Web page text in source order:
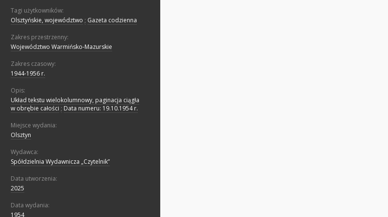
Tagi użytkowników:
Olsztyńskie, województwo ; Gazeta codzienna
Zakres przestrzenny:
Województwo Warmińsko-Mazurskie
Zakres czasowy:
1944-1956 r.
Opis:
Układ tekstu wielokolumnowy, paginacja ciągła
w obrębie całości ; Data numeru: 19.10.1954 r.
Miejsce wydania:
Olsztyn
Wydawca:
Spółdzielnia Wydawnicza „Czytelnik”
Data utworzenia:
2025
Data wydania:
1954